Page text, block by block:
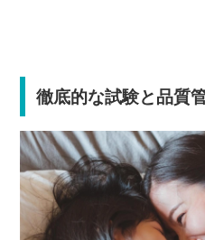
徹底的な試験と品質